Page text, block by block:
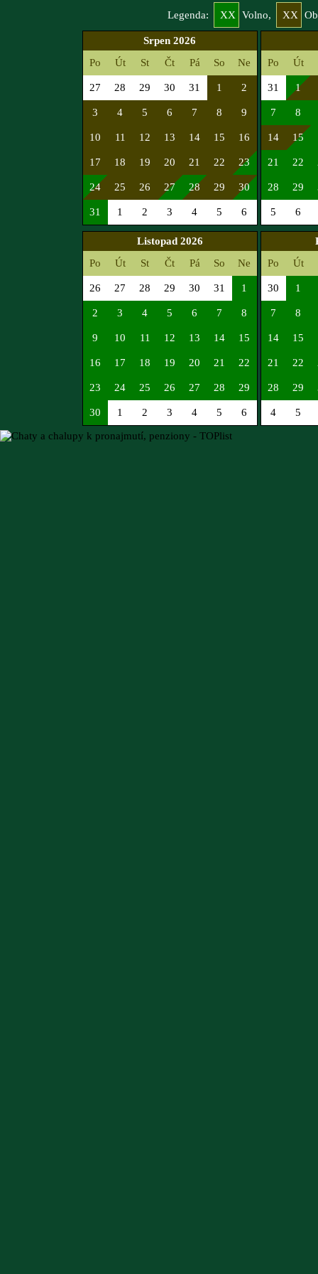
Legenda: XX Volno, XX
Srpen 2026
Po
Út St Čt Pá So Ne
27 28 29 30 31 1 2
3 4 5 6 7 8 9
10 11 12 13 14 15 16
17 18 19 20 21 22 23
24 25 26 27 28 29 30
31 1 2 3 4 5 6
Po Út
31 1
7 8
14 15
21 22
28 29
5 6
Listopad 2026
Po
Út St Čt Pá So Ne
26 27 28 29 30 31 1
2 3 4 5 6 7 8
9 10 11 12 13 14 15
16 17 18 19 20 21 22
23 24 25 26 27 28 29
30 1 2 3 4 5 6
Po
Út
30 1
7 8
14 15
21 22
28 29
4 5